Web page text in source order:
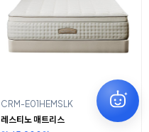
CRM-E01HEMSLK
레스티노 매트리스